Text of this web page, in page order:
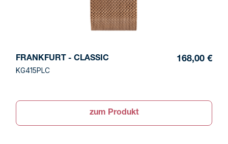
FRANKFURT - CLASSIC
KG415PLC
168,00 €
zum Produkt